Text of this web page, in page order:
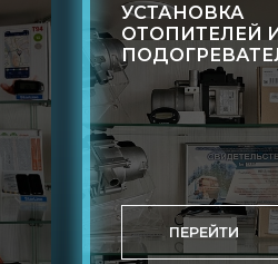
УСТАНОВКА
ОТОПИТЕЛЕЙ
ПЕРЕЙТИ